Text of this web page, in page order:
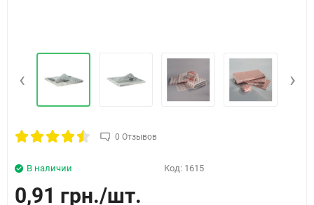
‹ ›
0 Отзывов
В наличии Код: 1615
0,91 грн.